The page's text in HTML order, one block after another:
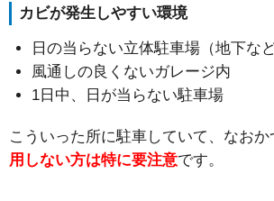
カビが発生しやすい環境
日の当らない立体駐車場（地下など
風通しの良くないガレージ内
1日中、日が当らない駐車場
こういった所に駐車していて、なおか
用しない方は特に要注意です。